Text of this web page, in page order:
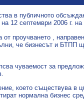
в публичното
12 септември 2006 г.
проучването ,
че бизнесът и БТПП
чуваемост за
което съществува в
нормална бизнес